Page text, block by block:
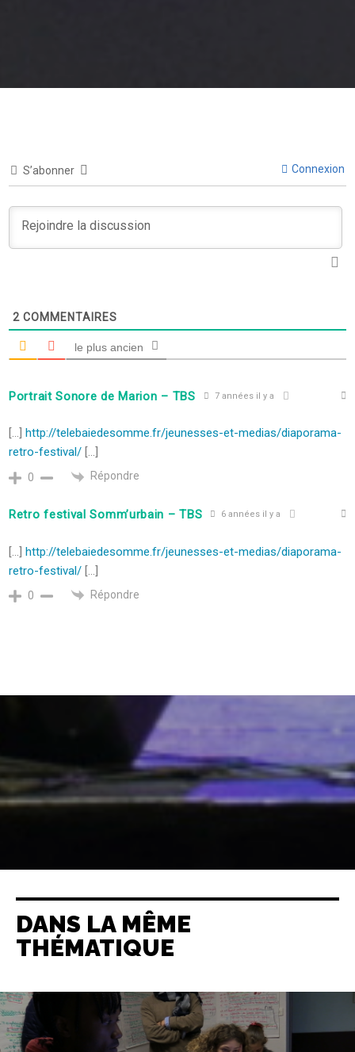
S’abonner Connexion
2 COMMENTAIRES
le plus ancien
Portrait Sonore de Marion – TBS 7 années il y a
[…]
http://telebaiedesomme.fr/jeunesses-et-medias/diaporama-
retro-festival/ […]
0 Répondre
Retro festival Somm’urbain – TBS 6 années il y a
[…] http://telebaiedesomme.fr/jeunesses-et-medias/diaporama-
retro-festival/ […]
0 Répondre
DANS LA MÊME
THÉMATIQUE